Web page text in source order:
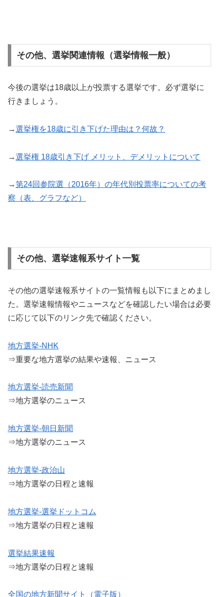
その他、選挙関連情報（選挙情報一般）
今後の選挙は18歳以上が投票する選挙です。必ず選挙に
行きましょう。
→選挙権を18歳に引き下げた理由は？何故？
→選挙権 18歳引き下げ メリット、デメリットについて
→第24回参院選（2016年）の年代別投票率についての考
察（表、グラフなど）
その他、選挙速報系サイト一覧
その他の選挙速報系サイトの一覧情報も以下にまとめまし
た。選挙速報情報やニュースなどを確認したい場合は必要
に応じて以下のリンク先で確認ください。
地方選挙-NHK
⇒重要な地方選挙の結果や速報、ニュース
地方選挙-読売新聞
⇒地方選挙のニュース
地方選挙-朝日新聞
⇒地方選挙のニュース
地方選挙-政治山
⇒地方選挙の日程と速報
地方選挙-選挙ドットコム
⇒地方選挙の日程と速報
選挙結果速報
⇒地方選挙の日程と速報
全国の地方新聞サイト（電子版）